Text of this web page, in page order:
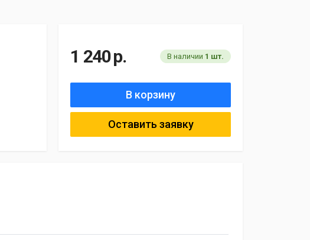
1 240р. В наличии 1 шт.
В корзину
Оставить заявку